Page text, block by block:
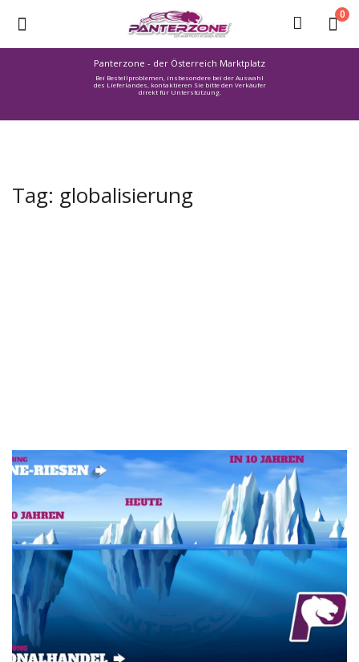
Panterzone - der Österreich Marktplatz
Bei Bestellproblemen, insbesondere bei der Auswahl
des Lieferlandes, kontaktieren Sie bitte den Verkäufer
direkt für Unterstützung.
0
Immozone
Travelzone
Immozone
andere...
Wunschliste
Kontakt
Blog
Tag: globalisierung